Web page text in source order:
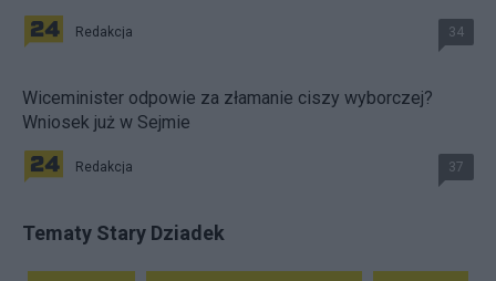
Redakcja 34
Wiceminister odpowie za złamanie ciszy wyborczej?
Wniosek już w Sejmie
Redakcja 37
Tematy Stary Dziadek